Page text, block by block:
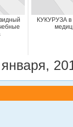
КУКУРУЗА в